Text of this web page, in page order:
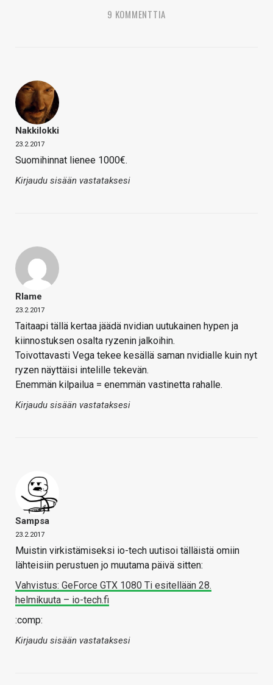
9 KOMMENTTIA
Nakkilokki
23.2.2017
Suomihinnat lienee 1000€.
Kirjaudu sisään vastataksesi
Rlame
23.2.2017
Taitaapi tällä kertaa jäädä nvidian uutukainen hypen ja
kiinnostuksen osalta ryzenin jalkoihin.
Toivottavasti Vega tekee kesällä saman nvidialle kuin nyt
ryzen näyttäisi intelille tekevän.
Enemmän kilpailua = enemmän vastinetta rahalle.
Kirjaudu sisään vastataksesi
Sampsa
23.2.2017
Muistin virkistämiseksi io-tech uutisoi tälläistä omiin
lähteisiin perustuen jo muutama päivä sitten:
Vahvistus: GeForce GTX 1080 Ti esitellään 28.
helmikuuta – io-tech.fi
:comp:
Kirjaudu sisään vastataksesi